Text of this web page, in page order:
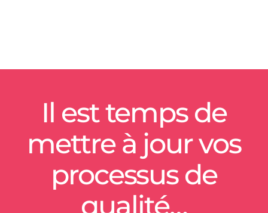
Il est temps de
mettre à jour vos
processus de
qualité…